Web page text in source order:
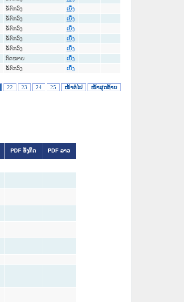
ຂໍ້ຕົກລົງ ເບິ່ງ
ຂໍ້ຕົກລົງ ເບິ່ງ
ຂໍ້ຕົກລົງ ເບິ່ງ
ຂໍ້ຕົກລົງ ເບິ່ງ
ຂໍ້ຕົກລົງ ເບິ່ງ
ກົດໝາຍ ເບິ່ງ
ຂໍ້ຕົກລົງ ເບິ່ງ
22 23 24 25 ໜ້າຕໍ່ໄປ ໜ້າສຸດທ້າຍ
PDF ອັງກິດ PDF ລາວ